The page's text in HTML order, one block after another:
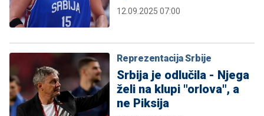
12.09.2025 07:00
Reprezentacija Srbije
Srbija je odlučila - Njega
želi na klupi "orlova", a
ne Piksija